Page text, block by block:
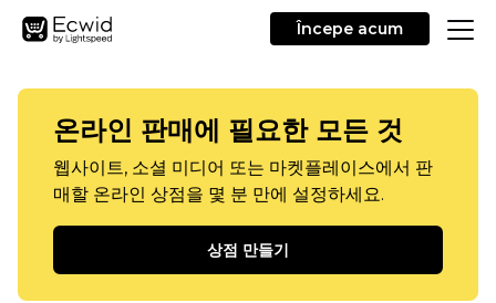
Începe acum
온라인 판매에 필요한 모든 것
웹사이트, 소셜 미디어 또는 마켓플레이스에서 판
매할 온라인 상점을 몇 분 만에 설정하세요.
상점 만들기